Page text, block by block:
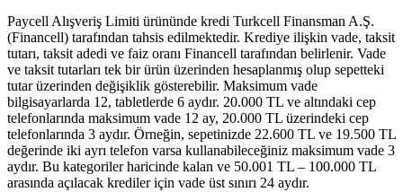
Paycell Alışveriş Limiti ürününde kredi Turkcell Finansman A.Ş.
(Financell) tarafından tahsis edilmektedir. Krediye ilişkin vade, taksit
tutarı, taksit adedi ve faiz oranı Financell tarafından belirlenir. Vade
ve taksit tutarları tek bir ürün üzerinden hesaplanmış olup sepetteki
tutar üzerinden değişiklik gösterebilir. Maksimum vade
bilgisayarlarda 12, tabletlerde 6 aydır. 20.000 TL ve altındaki cep
telefonlarında maksimum vade 12 ay, 20.000 TL üzerindeki cep
telefonlarında 3 aydır. Örneğin, sepetinizde 22.600 TL ve 19.500 TL
değerinde iki ayrı telefon varsa kullanabileceğiniz maksimum vade 3
aydır. Bu kategoriler haricinde kalan ve 50.001 TL – 100.000 TL
arasında açılacak krediler için vade üst sınırı 24 aydır.